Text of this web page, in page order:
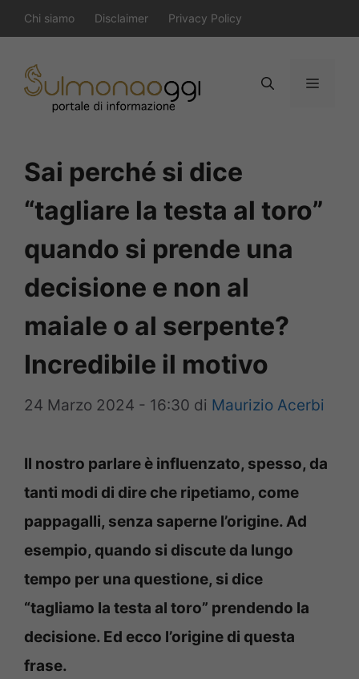
al
contenuto
Chi siamo Disclaimer Privacy Policy
Menu
Sai perché si dice
“tagliare la testa al toro”
quando si prende una
decisione e non al
maiale o al serpente?
Incredibile il motivo
24 Marzo 2024 - 16:30 di Maurizio Acerbi
Il nostro parlare è influenzato, spesso, da
tanti modi di dire che ripetiamo, come
pappagalli, senza saperne l’origine. Ad
esempio, quando si discute da lungo
tempo per una questione, si dice
“tagliamo la testa al toro” prendendo la
decisione. Ed ecco l’origine di questa
frase.